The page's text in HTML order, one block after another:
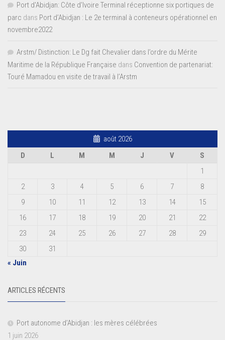
Port d'Abidjan: Côte d’Ivoire Terminal réceptionne six portiques de
parc dans Port d’Abidjan : Le 2e terminal à conteneurs opérationnel en
novembre2022
Arstm/ Distinction: Le Dg fait Chevalier dans l’ordre du Mérite
Maritime de la République Française dans Convention de partenariat:
Touré Mamadou en visite de travail à l’Arstm
août 2026
D
L M M J V
S
1
2
3 4 5 6 7
8
9
10 11 12 13 14
15
16
17 18 19 20 21
22
23
24 25 26 27 28
29
30
31
« Juin
ARTICLES RÉCENTS
Port autonome d’Abidjan : les mères célébrées
1 juin 2026